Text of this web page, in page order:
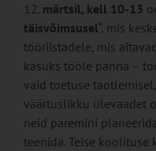
märtsil, kell 10-13
täisvõimsusel“, mis
tööriistadele, mis
kasuks tööle panna –
vaid toetuse
väärtuslikku ülevaadet
neid paremini
teenida. Teise koolituse